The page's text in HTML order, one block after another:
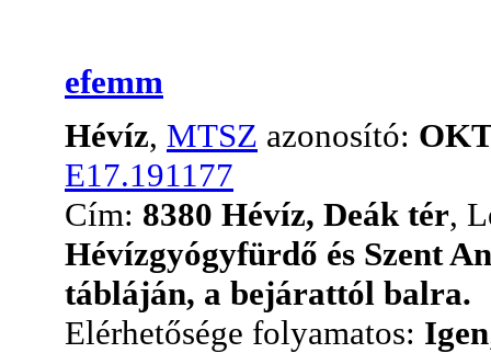
efemm
Hévíz, MTSZ azonosító:
E17.191177
Cím: 8380 Hévíz, Deák tér,
Hévízgyógyfürdő és Szent
tábláján, a bejárattól balra.
Elérhetősége folyamatos: Igen